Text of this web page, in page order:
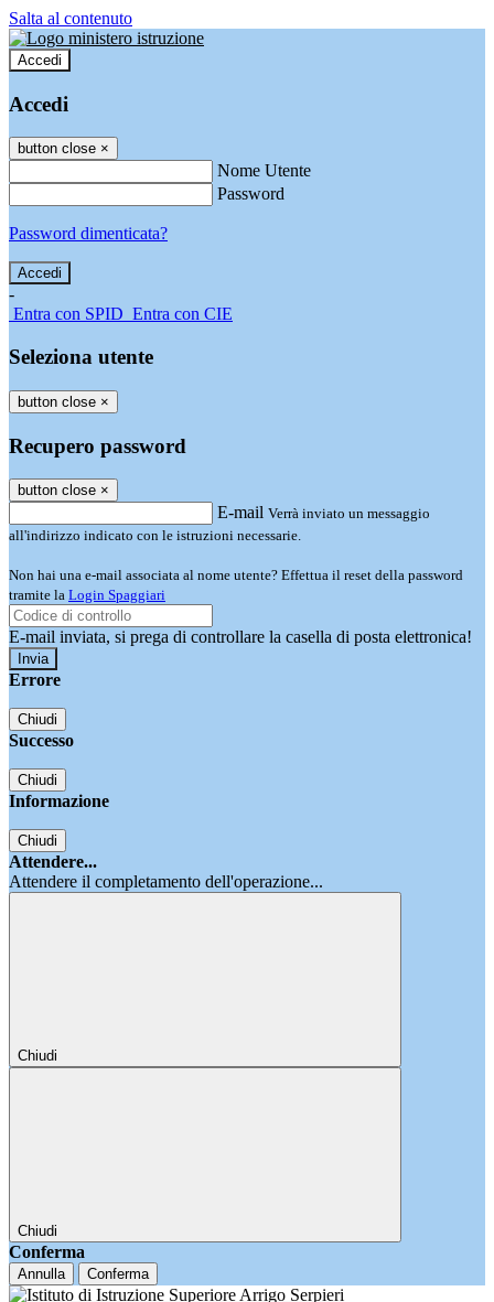
Salta al contenuto
Accedi
Accedi
button close ×
Nome Utente
Password
Password dimenticata?
-
Entra con SPID Entra con CIE
Seleziona utente
button close ×
Recupero password
button close ×
E-mail Verrà inviato un messaggio
all'indirizzo indicato con le istruzioni necessarie.
Non hai una e-mail associata al nome utente? Effettua il reset della password
tramite la Login Spaggiari
E-mail inviata, si prega di controllare la casella di posta elettronica!
Errore
Chiudi
Successo
Chiudi
Informazione
Chiudi
Attendere...
Attendere il completamento dell'operazione...
Chiudi
Chiudi
Conferma
Annulla Conferma